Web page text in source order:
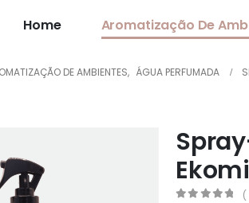
Home Aromatização De
DE AMBIENTES, ÁGUA PERFUMADA